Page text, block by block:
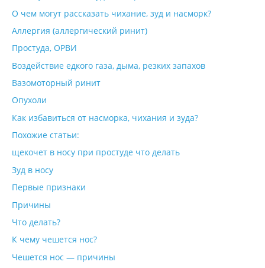
О чем могут рассказать чихание, зуд и насморк?
Аллергия (аллергический ринит)
Простуда, ОРВИ
Воздействие едкого газа, дыма, резких запахов
Вазомоторный ринит
Опухоли
Как избавиться от насморка, чихания и зуда?
Похожие статьи:
щекочет в носу при простуде что делать
Зуд в носу
Первые признаки
Причины
Что делать?
К чему чешется нос?
Чешется нос — причины